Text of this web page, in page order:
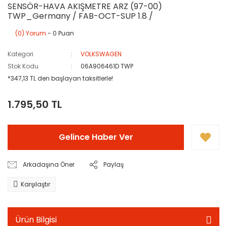
SENSÖR-HAVA AKIŞMETRE ARZ (97-00)
TWP_Germany / FAB-OCT-SUP 1.8 /
(0) Yorum - 0 Puan
Kategori
VOLKSWAGEN
Stok Kodu
06A906461D TWP
*347,13 TL den başlayan taksitlerle!
1.795,50 TL
Gelince Haber Ver
Arkadaşına Öner Paylaş
Karşılaştır
Ürün Bilgisi